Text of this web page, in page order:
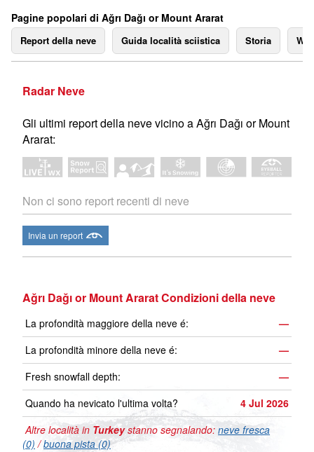
Pagine popolari di Ağrı Dağı or Mount Ararat
Report della neve Guida località sciistica Storia
Radar Neve
Gli ultimi report della neve vicino a Ağrı Dağı or Mount
Ararat:
Non ci sono report recenti di neve
Invia un report
Ağrı Dağı or Mount Ararat Condizioni della neve
La profondità maggiore della neve é:
—
La profondità minore della neve é:
—
Fresh snowfall depth:
—
Quando ha nevicato l'ultima volta?
4 Jul 2026
Altre località in Turkeystanno segnalando: neve fresca
(0) /buona pista (0)